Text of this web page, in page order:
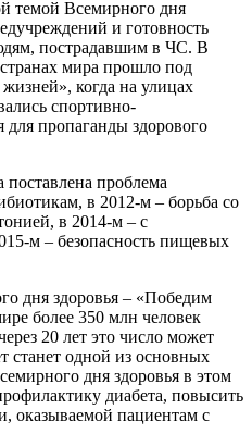
темой Всемирного дня
и готовность
пострадавшим в ЧС. В
мира прошло под
когда на улицах
спортивно-
для пропаганды здорового
поставлена проблема
в 2012-м – борьба со
в 2014-м – с
м – безопасность пищевых
дня здоровья – «Победим
более 350 млн человек
20 лет это число может
станет одной из основных
дня здоровья в этом
диабета, повысить
оказываемой пациентам с